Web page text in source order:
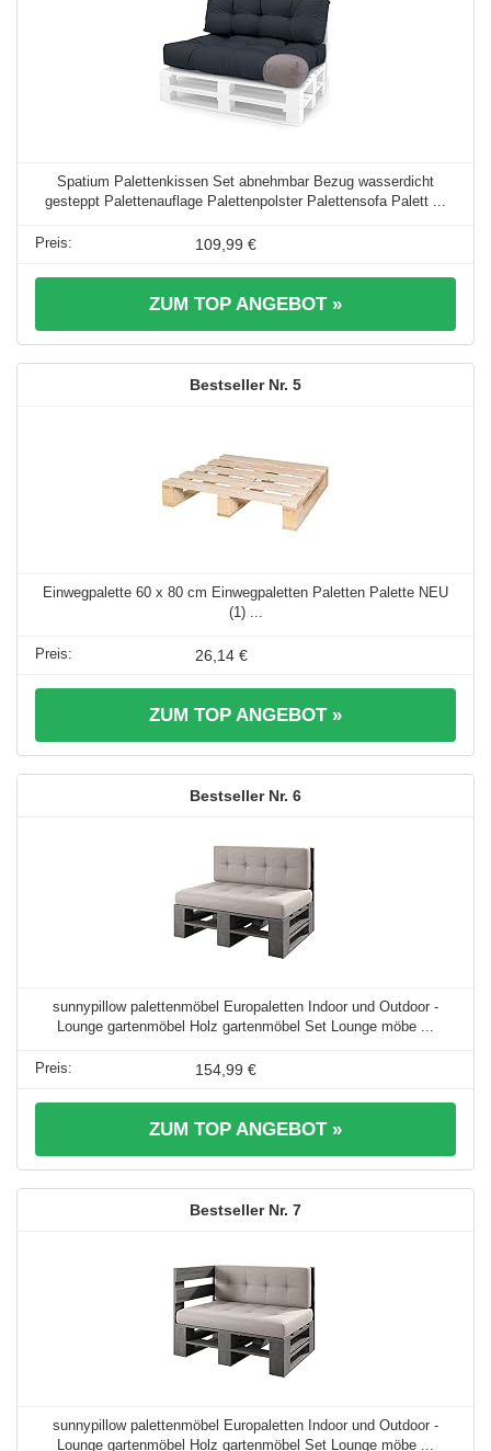
Spatium Palettenkissen Set abnehmbar Bezug wasserdicht
gesteppt Palettenauflage Palettenpolster Palettensofa Palett ...
109,99 €
ZUM TOP ANGEBOT »
5
Einwegpalette 60 x 80 cm Einwegpaletten Paletten Palette NEU
(1) ...
26,14 €
ZUM TOP ANGEBOT »
6
sunnypillow palettenmöbel Europaletten Indoor und Outdoor -
Lounge gartenmöbel Holz gartenmöbel Set Lounge möbe ...
154,99 €
ZUM TOP ANGEBOT »
7
sunnypillow palettenmöbel Europaletten Indoor und Outdoor -
Lounge gartenmöbel Holz gartenmöbel Set Lounge möbe ...